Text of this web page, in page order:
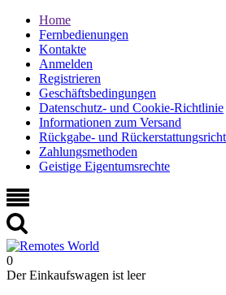
Home
Fernbedienungen
Kontakte
Anmelden
Registrieren
Geschäftsbedingungen
Datenschutz- und Cookie-Richtlinie
Informationen zum Versand
Rückgabe- und
Zahlungsmethoden
Geistige Eigentumsrechte
0
Der Einkaufswagen ist leer